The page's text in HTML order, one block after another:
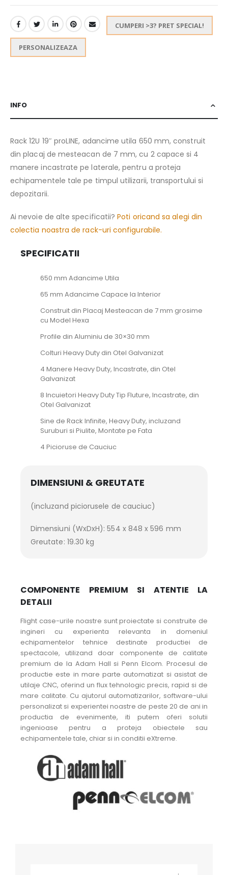
CUMPERI >3? PRET SPECIAL!
PERSONALIZEAZA
INFO
Rack 12U 19″ proLINE, adancime utila 650 mm, construit
din placaj de mesteacan de 7 mm, cu 2 capace si 4
manere incastrate pe laterale, pentru a proteja
echipamentele tale pe timpul utilizarii, transportului si
depozitarii.
Ai nevoie de alte specificatii?Poti oricand sa alegi din
colectia noastra de rack-uri configurabile.
SPECIFICATII
650 mm Adancime Utila
65 mm Adancime Capace la Interior
Construit din Placaj Mesteacan de 7 mm grosime
cu Model Hexa
Profile din Aluminiu de 30×30 mm
Colturi Heavy Duty din Otel Galvanizat
4 Manere Heavy Duty, Incastrate, din Otel
Galvanizat
8 Incuietori Heavy Duty Tip Fluture, Incastrate, din
Otel Galvanizat
Sine de Rack Infinite, Heavy Duty, incluzand
Suruburi si Piulite, Montate pe Fata
4 Picioruse de Cauciuc
DIMENSIUNI & GREUTATE
(incluzand piciorusele de cauciuc)
Dimensiuni (WxDxH): 554 x 848 x 596 mm
Greutate: 19.30 kg
COMPONENTE PREMIUM SI ATENTIE LA
DETALII
Flight case-urile noastre sunt proiectate si construite de
ingineri cu experienta relevanta in domeniul
echipamentelor tehnice destinate productiei de
spectacole, utilizand doar componente de calitate
premium de la Adam Hall si Penn Elcom. Procesul de
productie este in mare parte automatizat si asistat de
utilaje CNC, oferind un flux tehnologic precis, rapid si de
mare calitate. Cu ajutorul automatizarilor, software-ului
personalizat si experientei noastre de peste 20 de ani in
productia de evenimente, iti putem oferi solutii
ingenioase pentru a proteja obiectele sau
echipamentele tale, chiar si in conditii eXtreme.